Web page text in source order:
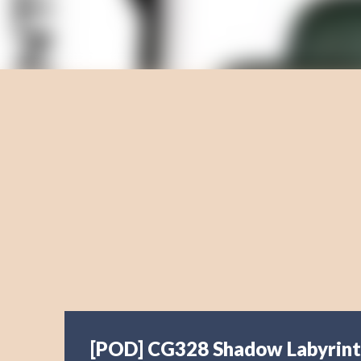
[POD] CG328 Shadow